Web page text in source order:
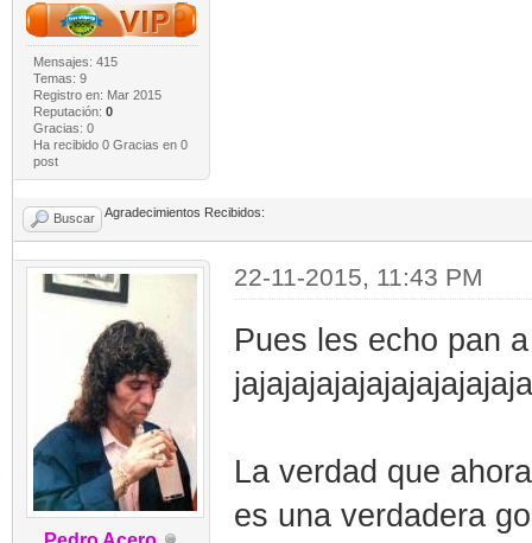
Mensajes: 415
Temas: 9
Registro en: Mar 2015
Reputación: 0
Gracias: 0
Ha recibido 0 Gracias en 0
post
Buscar Agradecimientos Recibidos:
22-11-2015, 11:43 PM
Pues les echo pan
La verdad que
es una verdadera